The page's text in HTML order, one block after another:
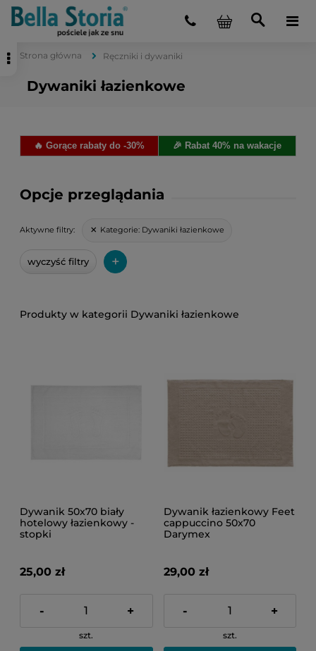
Strona główna Ręczniki i dywaniki
Dywaniki łazienkowe
🔥 Gorące rabaty do -30% 🎉 Rabat 40% na wakacje
Opcje przeglądania
Aktywne filtry: Kategorie: Dywaniki łazienkowe
wyczyść filtry +
Dywaniki łazienkowe
Dywanik 50x70 biały
hotelowy łazienkowy -
stopki
25,00 zł
- +
szt.
Dywanik łazienkowy Feet
cappuccino 50x70
Darymex
29,00 zł
- +
szt.